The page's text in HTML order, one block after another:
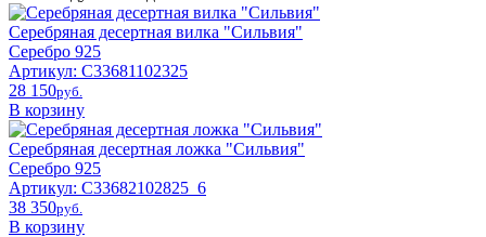
Серебряная десертная вилка "Сильвия"
Серебро 925
Артикул: С33681102325
28 150pyб.
В корзину
Серебряная десертная ложка "Сильвия"
Серебро 925
Артикул: С33682102825_6
38 350pyб.
В корзину